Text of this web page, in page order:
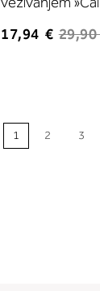
17,94 €
1 2 3